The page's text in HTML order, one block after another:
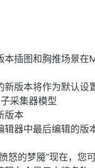
本插图和胸推场景
新版本将作为默认
采集器模型
版本
辑器中最后编辑的版
怒的梦魇”现在，您